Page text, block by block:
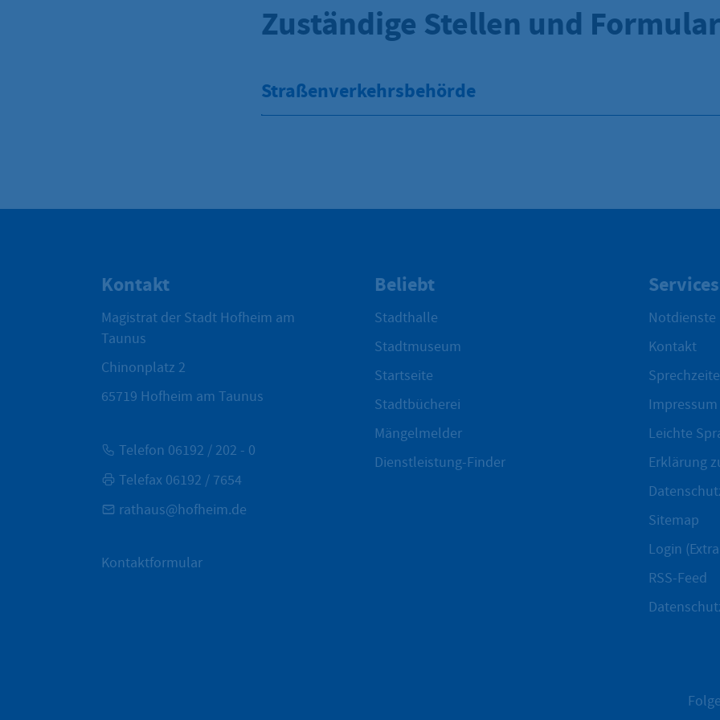
Zuständige Stellen und
Straßenverkehrsbehörde
Kontakt
Magistrat der Stadt Hofheim am
Taunus
Chinonplatz 2
65719 Hofheim am Taunus
Telefon 06192 / 202 - 0
Telefax 06192 / 7654
rathaus@hofheim.de
Kontaktformular
Beliebt
Stadthalle
Stadtmuseum
Startseite
Stadtbücherei
Mängelmelder
Dienstleistung-Finder
Services
Notdienste
Kontakt
Impressum
Leichte
Erklärung
Sitemap
Login
RSS-Feed